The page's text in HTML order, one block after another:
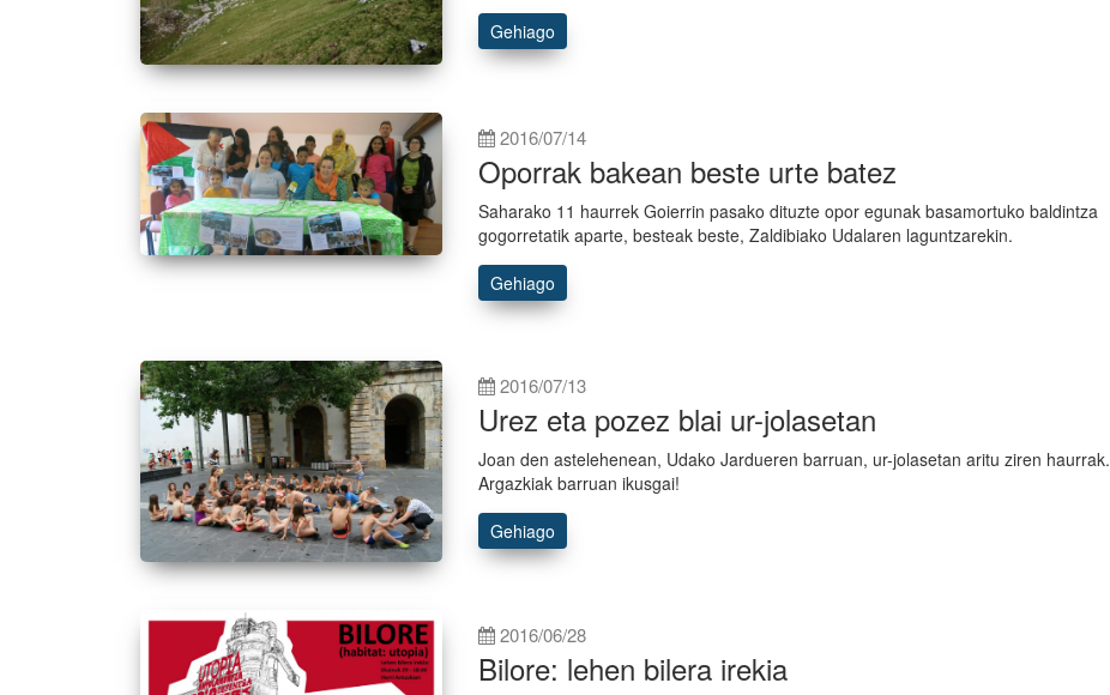
Gehiago
2016/07/14
Oporrak bakean beste urte batez
Saharako 11 haurrek Goierrin pasako dituzte opor egunak basamortuko baldintza
gogorretatik aparte, besteak beste, Zaldibiako Udalaren laguntzarekin.
Gehiago
2016/07/13
Urez eta pozez blai ur-jolasetan
Joan den astelehenean, Udako Jardueren barruan, ur-jolasetan aritu ziren haurrak.
Argazkiak barruan ikusgai!
Gehiago
2016/06/28
Bilore: lehen bilera irekia